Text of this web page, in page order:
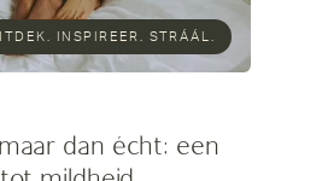
INSPIREER. STRÁÁL.
dan écht; een